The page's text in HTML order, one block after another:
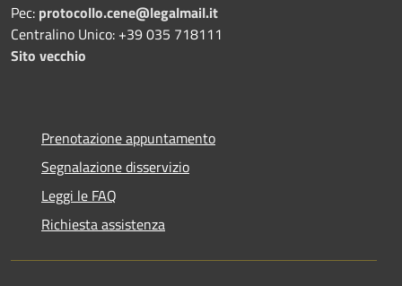
Pec: protocollo.cene@legalmail.it
Centralino Unico: +39 035 718111
Sito vecchio
Prenotazione appuntamento
Segnalazione disservizio
Leggi le FAQ
Richiesta assistenza